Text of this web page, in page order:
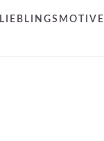
LIEBLINGSMOTIVE